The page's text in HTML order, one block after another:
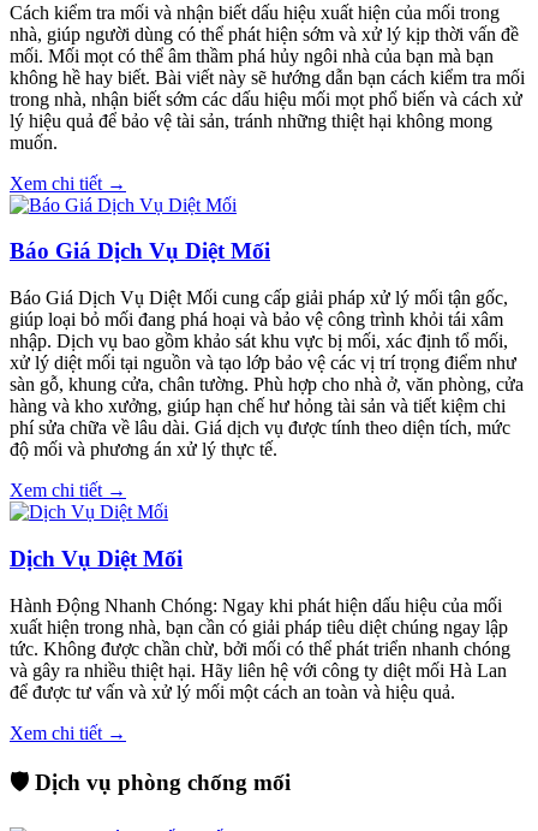
Cách kiểm tra mối và nhận biết dấu hiệu xuất hiện của mối trong
nhà, giúp người dùng có thể phát hiện sớm và xử lý kịp thời vấn đề
mối. Mối mọt có thể âm thầm phá hủy ngôi nhà của bạn mà bạn
không hề hay biết. Bài viết này sẽ hướng dẫn bạn cách kiểm tra mối
trong nhà, nhận biết sớm các dấu hiệu mối mọt phổ biến và cách xử
lý hiệu quả để bảo vệ tài sản, tránh những thiệt hại không mong
muốn.
Xem chi tiết →
Báo Giá Dịch Vụ Diệt Mối
Báo Giá Dịch Vụ Diệt Mối cung cấp giải pháp xử lý mối tận gốc,
giúp loại bỏ mối đang phá hoại và bảo vệ công trình khỏi tái xâm
nhập. Dịch vụ bao gồm khảo sát khu vực bị mối, xác định tổ mối,
xử lý diệt mối tại nguồn và tạo lớp bảo vệ các vị trí trọng điểm như
sàn gỗ, khung cửa, chân tường. Phù hợp cho nhà ở, văn phòng, cửa
hàng và kho xưởng, giúp hạn chế hư hỏng tài sản và tiết kiệm chi
phí sửa chữa về lâu dài. Giá dịch vụ được tính theo diện tích, mức
độ mối và phương án xử lý thực tế.
Xem chi tiết →
Dịch Vụ Diệt Mối
Hành Động Nhanh Chóng: Ngay khi phát hiện dấu hiệu của mối
xuất hiện trong nhà, bạn cần có giải pháp tiêu diệt chúng ngay lập
tức. Không được chần chừ, bởi mối có thể phát triển nhanh chóng
và gây ra nhiều thiệt hại. Hãy liên hệ với công ty diệt mối Hà Lan
để được tư vấn và xử lý mối một cách an toàn và hiệu quả.
Xem chi tiết →
🛡️ Dịch vụ phòng chống mối